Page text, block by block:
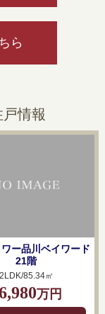
ら
情報
ー品川ベイワード
21階
2LDK/85.34㎡
万円